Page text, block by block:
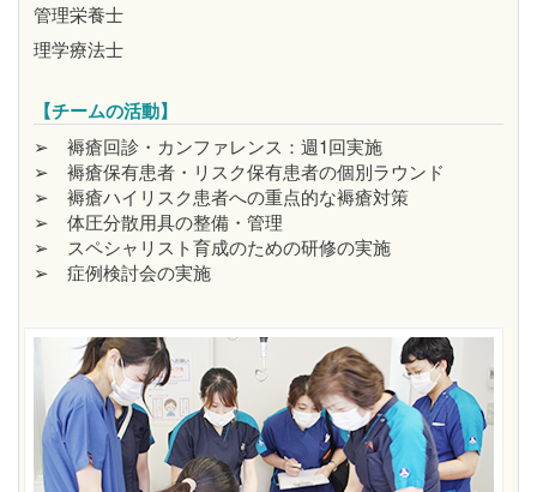
管理栄養士
理学療法士
【チームの活動】
➢ 褥瘡回診・カンファレンス：週1回実施
➢ 褥瘡保有患者・リスク保有患者の個別ラウンド
➢ 褥瘡ハイリスク患者への重点的な褥瘡対策
➢ 体圧分散用具の整備・管理
➢ スペシャリスト育成のための研修の実施
➢ 症例検討会の実施